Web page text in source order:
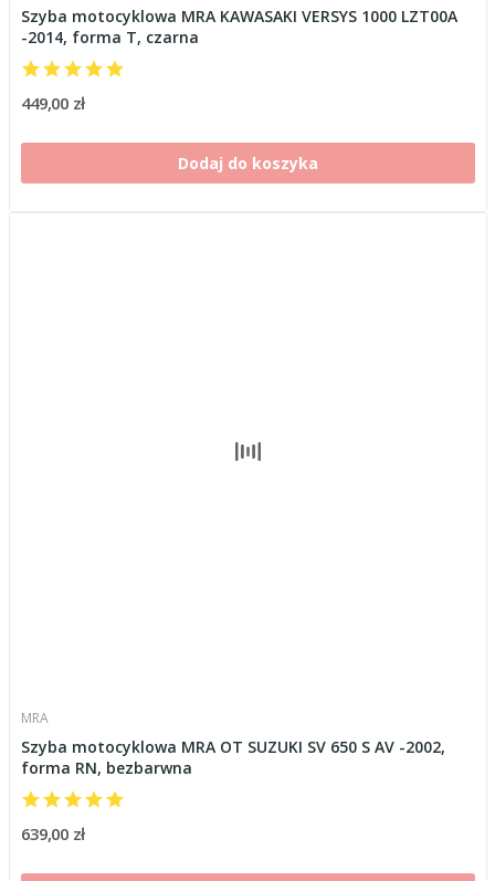
Szyba motocyklowa MRA KAWASAKI VERSYS 1000 LZT00A
-2014, forma T, czarna
449,00 zł
Dodaj do koszyka
MRA
Szyba motocyklowa MRA OT SUZUKI SV 650 S AV -2002,
forma RN, bezbarwna
639,00 zł